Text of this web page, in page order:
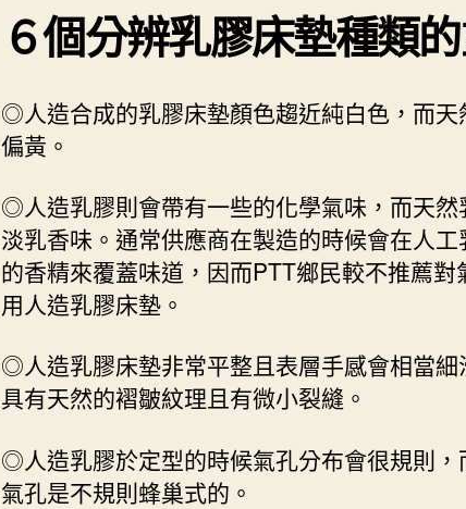
６個分辨乳膠床墊種類
◎人造合成的乳膠床墊顏色趨近純白色，而天
偏黃。
◎人造乳膠則會帶有一些的化學氣味，而天然
淡乳香味。通常供應商在製造的時候會在人
的香精來覆蓋味道，因而PTT鄉民較不推薦對
用人造乳膠床墊。
◎人造乳膠床墊非常平整且表層手感會相當細
具有天然的褶皺紋理且有微小裂縫。
◎人造乳膠於定型的時候氣孔分布會很規則，
氣孔是不規則蜂巢式的。